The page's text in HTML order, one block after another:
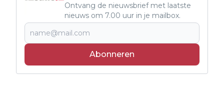
Ontvang de nieuwsbrief met laatste
nieuws om 7.00 uur in je mailbox.
Abonneren